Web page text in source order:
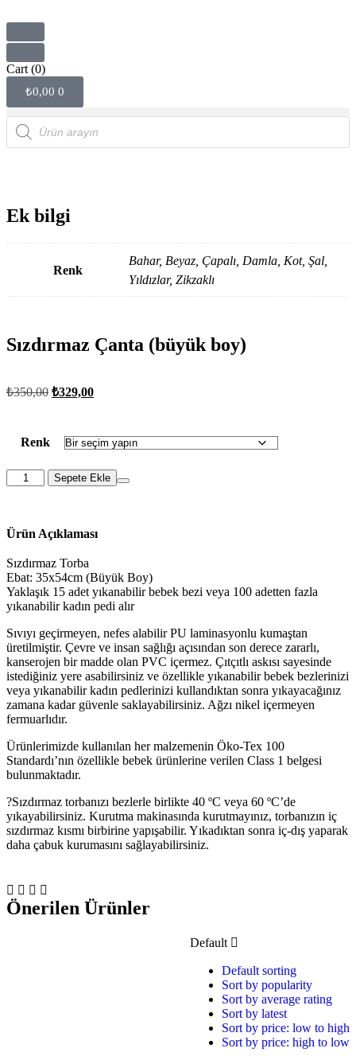
Cart (0)
₺0,00 0
Ek bilgi
Renk
Bahar, Beyaz, Çapalı, Damla, Kot, Şal,
Yıldızlar, Zikzaklı
Sızdırmaz Çanta (büyük boy)
₺350,00 ₺329,00
Renk
Sepete Ekle
Ürün Açıklaması
Sızdırmaz Torba
Ebat: 35x54cm (Büyük Boy)
Yaklaşık 15 adet yıkanabilir bebek bezi veya 100 adetten fazla
yıkanabilir kadın pedi alır
Sıvıyı geçirmeyen, nefes alabilir PU laminasyonlu kumaştan
üretilmiştir. Çevre ve insan sağlığı açısından son derece zararlı,
kanserojen bir madde olan PVC içermez. Çıtçıtlı askısı sayesinde
istediğiniz yere asabilirsiniz ve özellikle yıkanabilir bebek bezlerinizi
veya yıkanabilir kadın pedlerinizi kullandıktan sonra yıkayacağınız
zamana kadar güvenle saklayabilirsiniz. Ağzı nikel içermeyen
fermuarlıdır.
Ürünlerimizde kullanılan her malzemenin Öko-Tex 100
Standardı’nın özellikle bebek ürünlerine verilen Class 1 belgesi
bulunmaktadır.
?Sızdırmaz torbanızı bezlerle birlikte 40 ºC veya 60 ºC’de
yıkayabilirsiniz. Kurutma makinasında kurutmayınız, torbanızın iç
sızdırmaz kısmı birbirine yapışabilir. Yıkadıktan sonra iç-dış yaparak
daha çabuk kurumasını sağlayabilirsiniz.
Önerilen Ürünler
Default
Default sorting
Sort by popularity
Sort by average rating
Sort by latest
Sort by price: low to high
Sort by price: high to low